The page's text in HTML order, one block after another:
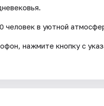
человек в уютной
нажмите кнопку с